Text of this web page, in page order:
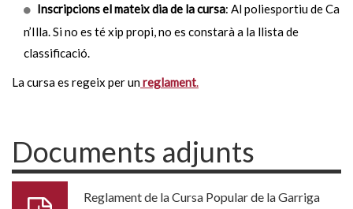
Inscripcions el mateix dia de la cursa: Al poliesportiu de Ca
n’Illa. Si no es té xip propi, no es constarà a la llista de
classificació.
La cursa es regeix per unreglament.
Documents adjunts
Reglament de la Cursa Popular de la Garriga